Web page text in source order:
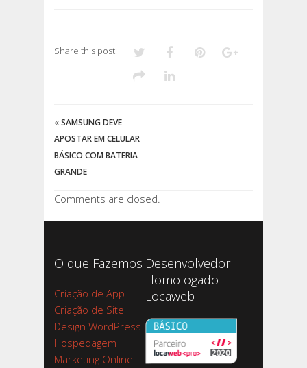
Share this post:
«SAMSUNG DEVE
APOSTAR EM CELULAR
BÁSICO COM BATERIA
GRANDE
Comments are closed.
O que Fazemos
Criação de App
Criação de Site
Design WordPress
Hospedagem
Marketing Online
Desenvolvedor
Homologado
Locaweb